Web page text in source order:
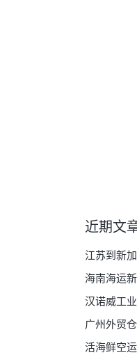
近期文
江苏到新
海南海运
汉诺威工
广州外贸
活海鲜空